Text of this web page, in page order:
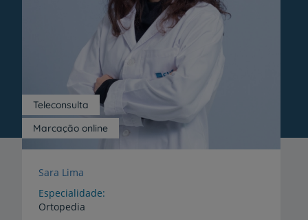
Marcação online
Teleconsulta
Sara Lima
Especialidade
Ortopedia